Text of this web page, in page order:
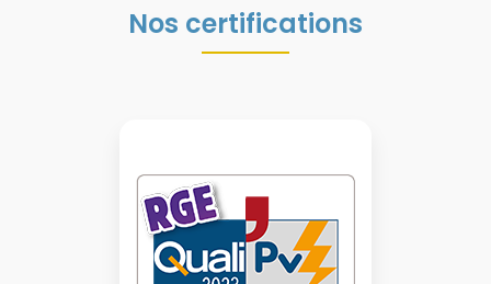
Nos certifications